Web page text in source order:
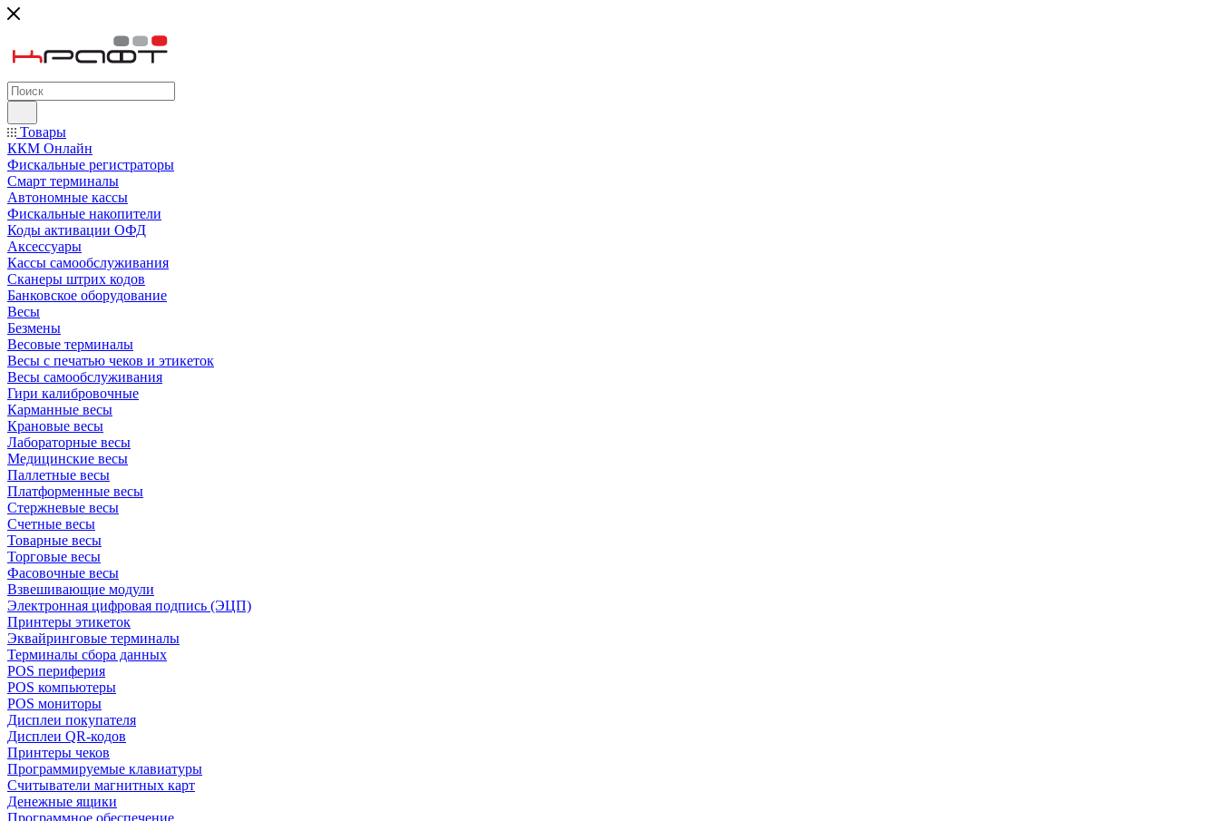
Товары
ККМ Онлайн
Фискальные регистраторы
Смарт терминалы
Автономные кассы
Фискальные накопители
Коды активации ОФД
Аксессуары
Кассы самообслуживания
Сканеры штрих кодов
Банковское оборудование
Весы
Безмены
Весовые терминалы
Весы с печатью чеков и этикеток
Весы самообслуживания
Гири калибровочные
Карманные весы
Крановые весы
Лабораторные весы
Медицинские весы
Паллетные весы
Платформенные весы
Стержневые весы
Счетные весы
Товарные весы
Торговые весы
Фасовочные весы
Взвешивающие модули
Электронная цифровая подпись (ЭЦП)
Принтеры этикеток
Эквайринговые терминалы
Терминалы сбора данных
POS периферия
POS компьютеры
POS мониторы
Дисплеи покупателя
Дисплеи QR-кодов
Принтеры чеков
Программируемые клавиатуры
Считыватели магнитных карт
Денежные ящики
Программное обеспечение